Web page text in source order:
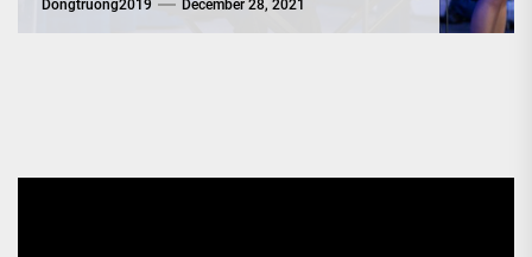
Dongtruong2019 December 28, 2021